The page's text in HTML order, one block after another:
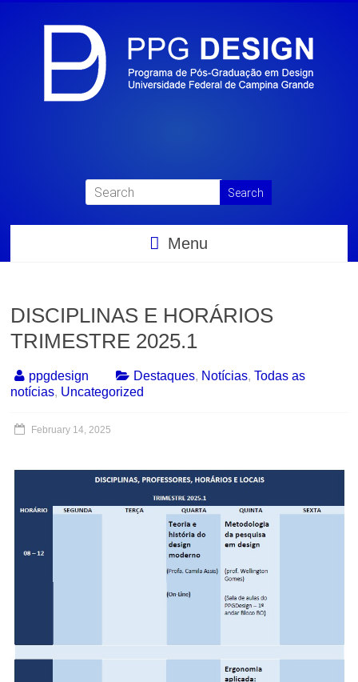
Menu
DISCIPLINAS E HORÁRIOS
TRIMESTRE 2025.1
ppgdesign Destaques, Notícias,Todas as
notícias, Uncategorized
February 14, 2025